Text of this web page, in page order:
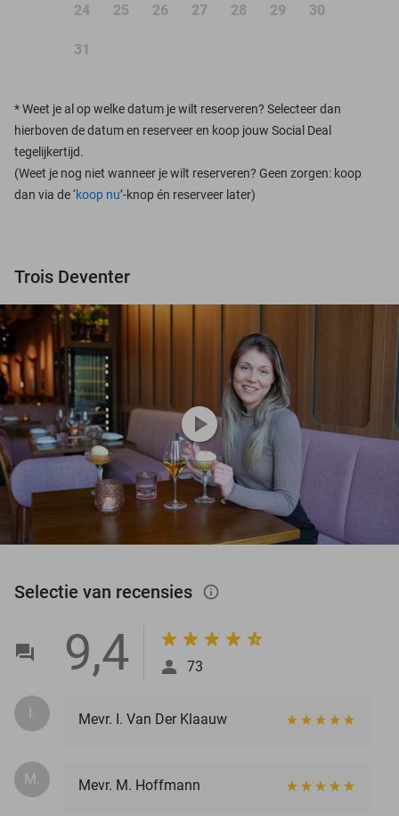
24 25 26 27 28 29 30
31
*Weet je al op welke datum je wilt reserveren? Selecteer dan
hierboven de datum en reserveer en koop jouw Social Deal
tegelijkertijd.
(Weet je nog niet wanneer je wilt reserveren? Geen zorgen: koop
dan via de ‘koop nu’-knop én reserveer later)
Trois Deventer
play_circle
Selectie van recensies info_outlined
9,4 73
I. Mevr. I. Van Der Klaauw
M. Mevr. M. Hoffmann